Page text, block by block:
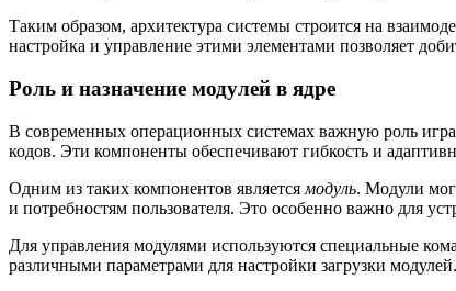
Таким образом, архитектура системы строится на
настройка и управление этими элементами позволяет
Роль и назначение модулей в ядре
В современных операционных системах важную роль
кодов. Эти компоненты обеспечивают гибкость и
Одним из таких компонентов является модуль. Модули
и потребностям пользователя. Это особенно важно для
Для управления модулями используются специальные
различными параметрами для настройки загрузки